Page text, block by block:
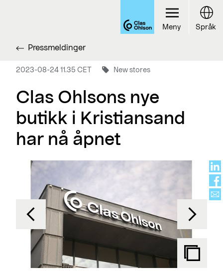
Pressmeldinger
2023-08-24 11.35 CET New stores
Clas Ohlsons nye
butikk i Kristiansand
har nå åpnet
Meny Språk